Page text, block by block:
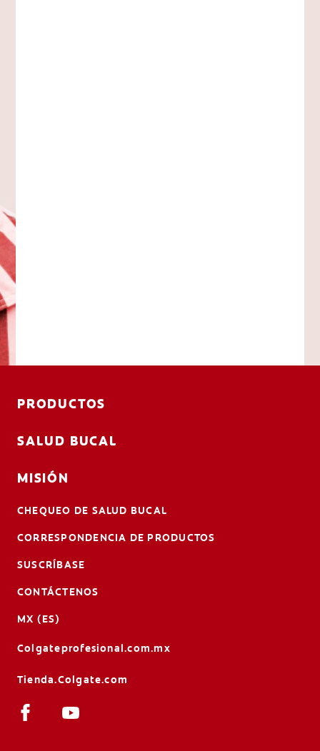
PRODUCTOS
SALUD BUCAL
MISIÓN
CHEQUEO DE SALUD BUCAL
CORRESPONDENCIA DE PRODUCTOS
SUSCRÍBASE
CONTÁCTENOS
MX (ES)
Colgateprofesional.com.mx
Tienda.Colgate.com